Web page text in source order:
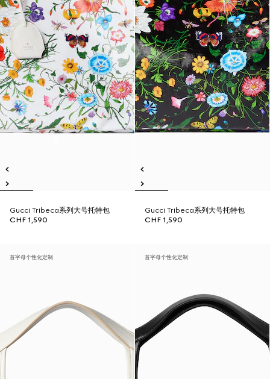
Gucci Tribeca系列大号托特包
CHF 1,590
Gucci Tribeca系列大号托特包
CHF 1,590
首字母个性化定制 首字母个性化定制